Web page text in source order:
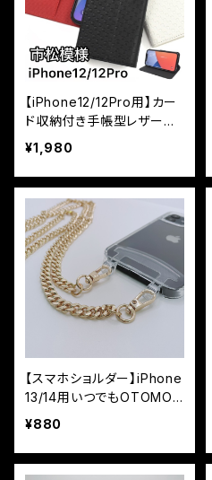
【iPhone12/12Pro用】カー
ド収納付き手帳型レザーケ
ース カラーレザー 市松
模様デザイン
¥1,980
【スマホショルダー】iPhone
13/14用いつでもOTOMO
☆チェーンストラップ付ハイ
¥880